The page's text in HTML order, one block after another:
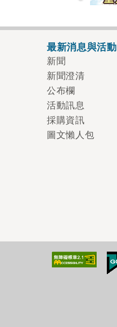
最新消息與活動
新聞
新聞澄清
公布欄
活動訊息
採購資訊
圖文懶人包